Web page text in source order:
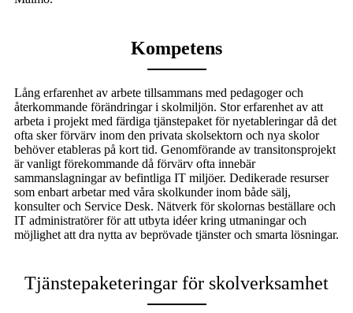
Kompetens
Lång erfarenhet av arbete tillsammans med pedagoger och
återkommande förändringar i skolmiljön. Stor erfarenhet av att
arbeta i projekt med färdiga tjänstepaket för nyetableringar då det
ofta sker förvärv inom den privata skolsektorn och nya skolor
behöver etableras på kort tid. Genomförande av transitonsprojekt
är vanligt förekommande då förvärv ofta innebär
sammanslagningar av befintliga IT miljöer. Dedikerade resurser
som enbart arbetar med våra skolkunder inom både sälj,
konsulter och Service Desk. Nätverk för skolornas beställare och
IT administratörer för att utbyta idéer kring utmaningar och
möjlighet att dra nytta av beprövade tjänster och smarta lösningar.
Tjänstepaketeringar för skolverksamhet